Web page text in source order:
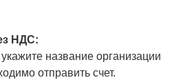
НДС:
название организации
отправить счет.